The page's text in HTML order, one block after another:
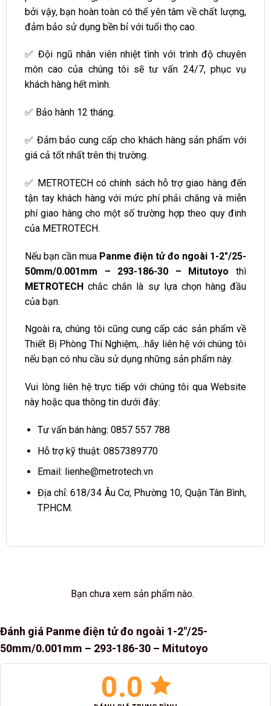
bởi vậy, bạn hoàn toàn có thể yên tâm về chất lượng,
đảm bảo sử dụng bền bỉ với tuổi thọ cao.
✅ Đội ngũ nhân viên nhiệt tình với trình độ chuyên
môn cao của chúng tôi sẽ tư vấn 24/7, phục vụ
khách hàng hết mình.
✅ Bảo hành 12 tháng.
✅ Đảm bảo cung cấp cho khách hàng sản phẩm với
giá cả tốt nhất trên thị trường.
✅ METROTECH có chính sách hỗ trợ giao hàng đến
tận tay khách hàng với mức phí phải chăng và miễn
phí giao hàng cho một số trường hợp theo quy đinh
của METROTECH.
Nếu bạn cần mua Panme điện tử đo ngoài 1-2″/25-
50mm/0.001mm – 293-186-30 – Mitutoyo
thì
METROTECH chắc chắn là sự lựa chọn hàng đầu
của bạn.
Ngoài ra, chúng tôi cũng cung cấp các sản phẩm về
Thiết Bị Phòng Thí Nghiệm,…hãy liên hệ với chúng tôi
nếu bạn có nhu cầu sử dụng những sản phẩm này.
Vui lòng liên hệ trực tiếp với chúng tôi qua Website
này hoặc qua thông tin dưới đây:
Tư vấn bán hàng: 0857 557 788
Hỗ trợ kỹ thuật: 0857389770
Email: lienhe@metrotech.vn
Địa chỉ: 618/34 Âu Cơ, Phường 10, Quận Tân Bình,
TP.HCM.
Bạn chưa xem sản phẩm nào.
Đánh giá Panme điện tử đo ngoài 1-2″/25-
50mm/0.001mm – 293-186-30 – Mitutoyo
0.0